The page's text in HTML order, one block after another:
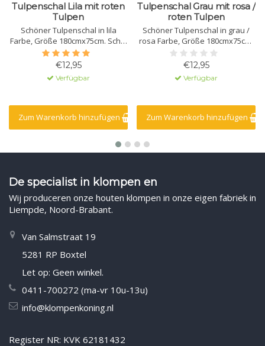
Tulpenschal Lila mit roten
Tulpen
Schöner Tulpenschal in lila
Farbe, Größe 180cmx75cm. Schal
in 6 verschiedenen Farben
erhältlich.
€12,95
Verfügbar
Zum Warenkorb hinzufügen
Tulpenschal Grau mit rosa /
roten Tulpen
Schöner Tulpenschal in grau /
rosa Farbe, Größe 180cmx75cm.
Schal in 6 verschiedenen Farben
erhältlich.
€12,95
Verfügbar
Zum Warenkorb hinzufügen
De specialist in klompen en
Wij produceren onze houten klompen in onze eigen fabriek in
Liempde, Noord-Brabant.
Van Salmstraat 19
5281 RP Boxtel
Let op: Geen winkel.
0411-700272 (ma-vr 10u-13u)
info@klompenkoning.nl
Register NR: KVK 62181432